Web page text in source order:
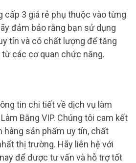
cấp 3 giá rẻ phụ thuộc vào từng
đảm bảo rằng bạn sử dụng
tín và có chất lượng để tăng
các cơ quan chức năng.
tin chi tiết về dịch vụ làm
Bằng VIP. Chúng tôi cam kết
hàng sản phẩm uy tín, chất
thị trường. Hãy liên hệ với
để được tư vấn và hỗ trợ tốt